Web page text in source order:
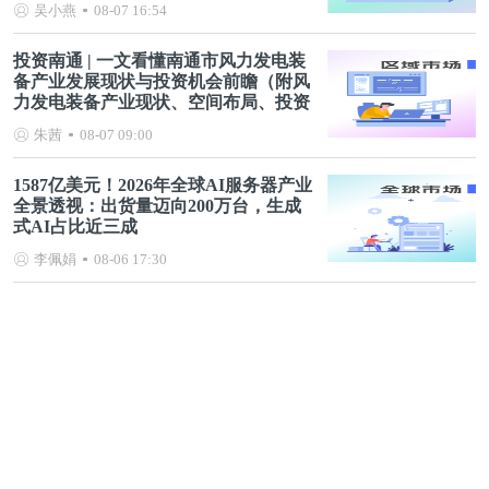
吴小燕 08-07 16:54
投资南通 | 一文看懂南通市风力发电装
备产业发展现状与投资机会前瞻（附风
力发电装备产业现状、空间布局、投资
朱茜 08-07 09:00
1587亿美元！2026年全球AI服务器产业
全景透视：出货量迈向200万台，生成
式AI占比近三成
李佩娟 08-06 17:30